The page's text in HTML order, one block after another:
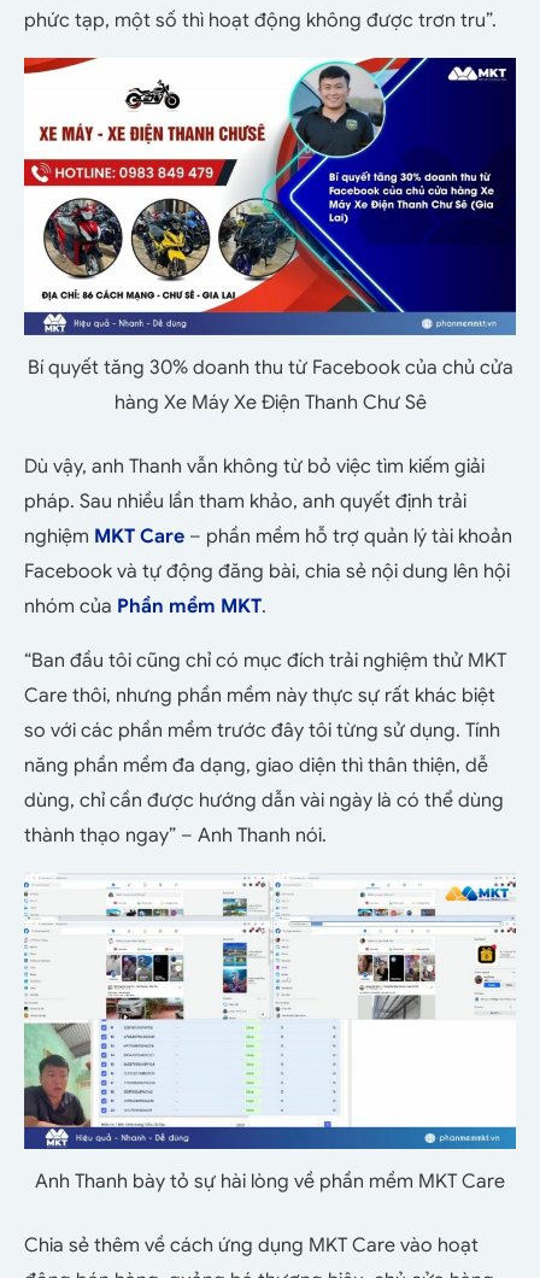
phức tạp, một số thì hoạt động không được trơn tru”.
Bí quyết tăng 30% doanh thu từ Facebook của chủ cửa
hàng Xe Máy Xe Điện Thanh Chư Sê
Dù vậy, anh Thanh vẫn không từ bỏ việc tìm kiếm giải
pháp. Sau nhiều lần tham khảo, anh quyết định trải
nghiệm MKT Care – phần mềm hỗ trợ quản lý tài khoản
Facebook và tự động đăng bài, chia sẻ nội dung lên hội
nhóm của Phần mềm MKT.
“Ban đầu tôi cũng chỉ có mục đích trải nghiệm thử MKT
Care thôi, nhưng phần mềm này thực sự rất khác biệt
so với các phần mềm trước đây tôi từng sử dụng. Tính
năng phần mềm đa dạng, giao diện thì thân thiện, dễ
dùng, chỉ cần được hướng dẫn vài ngày là có thể dùng
thành thạo ngay” – Anh Thanh nói.
Anh Thanh bày tỏ sự hài lòng về phần mềm MKT Care
Chia sẻ thêm về cách ứng dụng MKT Care vào hoạt